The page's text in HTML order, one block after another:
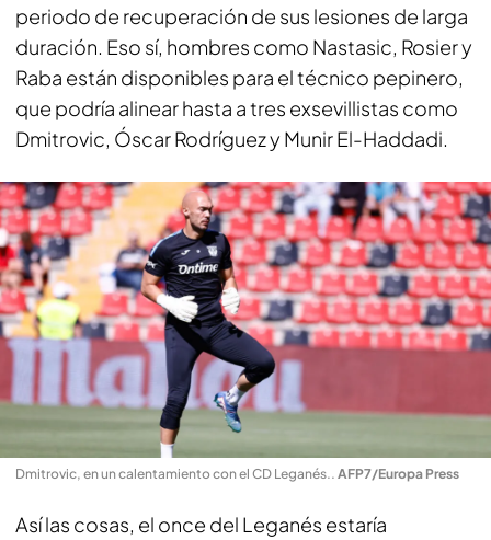
periodo de recuperación de sus lesiones de larga
duración. Eso sí, hombres como Nastasic, Rosier y
Raba están disponibles para el técnico pepinero,
que podría alinear hasta a tres exsevillistas como
Dmitrovic, Óscar Rodríguez y Munir El-Haddadi.
Dmitrovic, en un calentamiento con el CD Leganés.. AFP7/Europa Press
Así las cosas, el once del Leganés estaría